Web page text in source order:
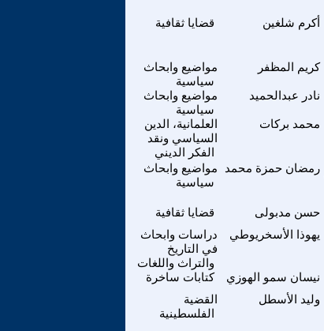
قضايا ثقافية أكرم شلغين
مواضيع وابحاث
سياسية
كريم المظفر
مواضيع وابحاث
سياسية
نادر عبدالحميد
العلمانية، الدين
السياسي ونقد
الفكر الديني
محمد بركات
مواضيع وابحاث
سياسية
رمضان حمزة محمد
قضايا ثقافية حسن مدبولى
دراسات وابحاث
في التاريخ
والتراث واللغات
يهوذا الأسخريوطي
كتابات ساخرة نيسان سمو الهوزي
القضية
الفلسطينية
وليد الأسطل